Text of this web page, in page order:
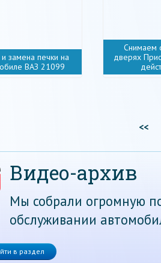
замена печки на
ВАЗ 21099
Снимаем
дверях
<<
Видео-архив
Мы собрали огромную
обслуживании
в раздел